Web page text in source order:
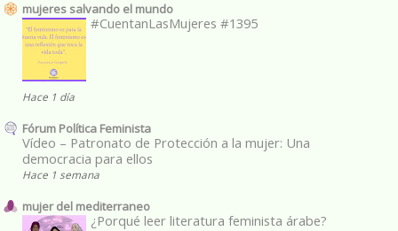
mujeres salvando el mundo
#CuentanLasMujeres #1395
Hace 1 día
Fórum Política Feminista
Vídeo – Patronato de Protección a la mujer: Una
democracia para ellos
Hace 1 semana
mujer del mediterraneo
¿Porqué leer literatura feminista árabe?